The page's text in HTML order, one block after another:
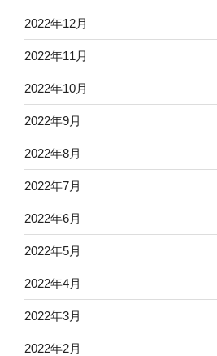
2022年12月
2022年11月
2022年10月
2022年9月
2022年8月
2022年7月
2022年6月
2022年5月
2022年4月
2022年3月
2022年2月